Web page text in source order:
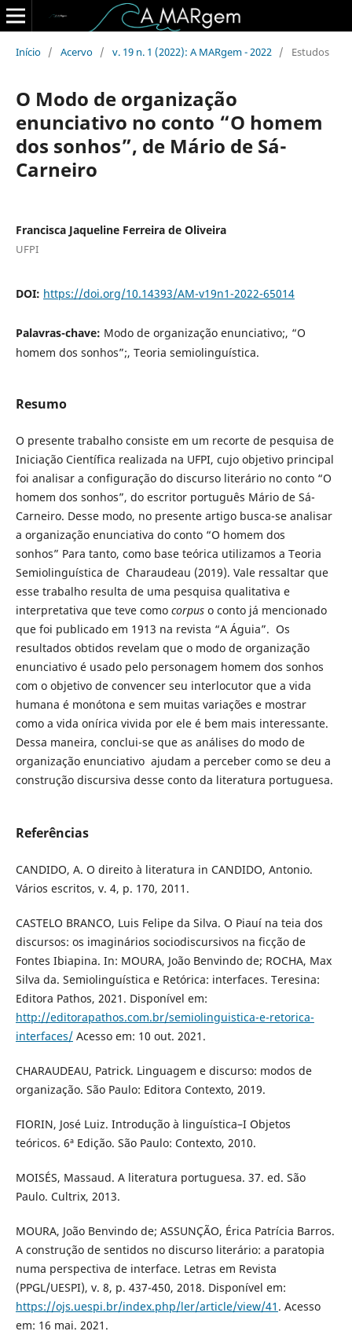
Início / Acervo / v. 19 n. 1 (2022): A MARgem - 2022 / Estudos
O Modo de organização
enunciativo no conto “O homem
dos sonhos”, de Mário de Sá-
Carneiro
Francisca Jaqueline Ferreira de Oliveira
UFPI
DOI: https://doi.org/10.14393/AM-v19n1-2022-65014
Palavras-chave: Modo de organização enunciativo;, “O
homem dos sonhos”;, Teoria semiolinguística.
Resumo
O presente trabalho consiste em um recorte de pesquisa de
Iniciação Científica realizada na UFPI, cujo objetivo principal
foi analisar a configuração do discurso literário no conto “O
homem dos sonhos”, do escritor português Mário de Sá-
Carneiro. Desse modo, no presente artigo busca-se analisar
a organização enunciativa do conto “O homem dos
sonhos” Para tanto, como base teórica utilizamos a Teoria
Semiolinguística de Charaudeau (2019). Vale ressaltar que
esse trabalho resulta de uma pesquisa qualitativa e
interpretativa que teve como corpuso conto já mencionado
que foi publicado em 1913 na revista “A Águia”. Os
resultados obtidos revelam que o modo de organização
enunciativo é usado pelo personagem homem dos sonhos
com o objetivo de convencer seu interlocutor que a vida
humana é monótona e sem muitas variações e mostrar
como a vida onírica vivida por ele é bem mais interessante.
Dessa maneira, conclui-se que as análises do modo de
organização enunciativo ajudam a perceber como se deu a
construção discursiva desse conto da literatura portuguesa.
Referências
CANDIDO, A. O direito à literatura in CANDIDO, Antonio.
Vários escritos, v. 4, p. 170, 2011.
CASTELO BRANCO, Luis Felipe da Silva. O Piauí na teia dos
discursos: os imaginários sociodiscursivos na ficção de
Fontes Ibiapina. In: MOURA, João Benvindo de; ROCHA, Max
Silva da. Semiolinguística e Retórica: interfaces. Teresina:
Editora Pathos, 2021. Disponível em:
http://editorapathos.com.br/semiolinguistica-e-retorica-
interfaces/Acesso em: 10 out. 2021.
CHARAUDEAU, Patrick. Linguagem e discurso: modos de
organização. São Paulo: Editora Contexto, 2019.
FIORIN, José Luiz. Introdução à linguística–I Objetos
teóricos. 6ª Edição. São Paulo: Contexto, 2010.
MOISÉS, Massaud. A literatura portuguesa. 37. ed. São
Paulo. Cultrix, 2013.
MOURA, João Benvindo de; ASSUNÇÃO, Érica Patrícia Barros.
A construção de sentidos no discurso literário: a paratopia
numa perspectiva de interface. Letras em Revista
(PPGL/UESPI), v. 8, p. 437-450, 2018. Disponível em:
https://ojs.uespi.br/index.php/ler/article/view/41 . Acesso
em: 16 mai. 2021.